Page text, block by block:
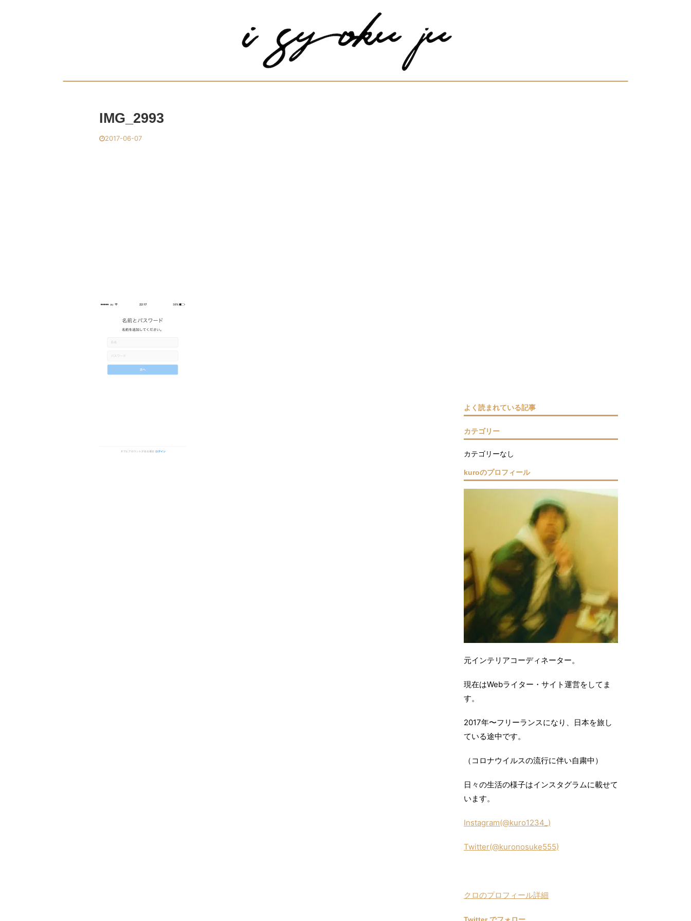
IMG_2993
2017-06-07
よく読まれている記事
カテゴリー
カテゴリーなし
kuroのプロフィール
元インテリアコーディネーター。
現在はWebライター・サイト運営をしてま
す。
2017年〜フリーランスになり、日本を旅し
ている途中です。
（コロナウイルスの流行に伴い自粛中）
日々の生活の様子はインスタグラムに載せて
います。
Instagram(@kuro1234_)
Twitter(@kuronosuke555)
クロのプロフィール詳細